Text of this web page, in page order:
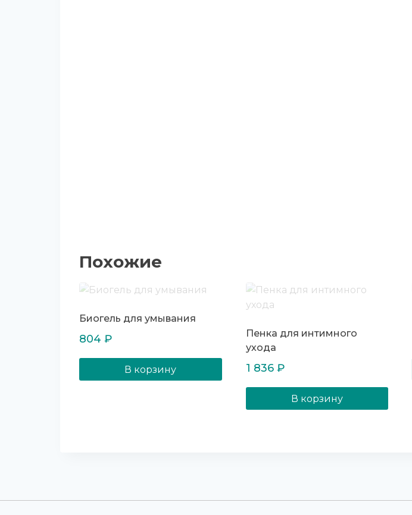
Похожие
Биогель для умывания
804 ₽
В корзину
Пенка для интимного
ухода
1 836 ₽
В корзину